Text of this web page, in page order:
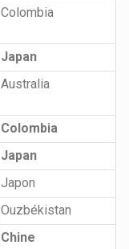
Colombia
Japan
Australia
Colombia
Japan
Japon
Ouzbékistan
Chine